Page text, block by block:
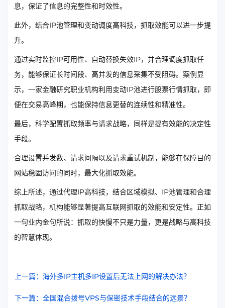
息，保证了信息的完整性和时效性。
此外，结合IP池管理和变动调度高科技，抓取效能可以进一步提
升。
通过实时监控IP可用性、自动替换失效IP，并合理调度抓取任
务，能够保证长时间段、高并发的信息采集不受阻碍。案例显
示，一家金融研究职业机构利用变动IP池进行股票行情抓取，即
便在交易高峰期，也能保持信息更替的连续性和精准性。
最后，科学配置抓取频率与请求战略，同样是提有效能的决定性
手段。
合理设置并发数、请求间隔以及请求重试机制，能够在保障目的
网站稳固访问的同时，最大化抓取效能。
综上所述，通过代理IP高科技，结合区域模拟、IP池管理和合理
抓取战略，机构能够显著提高互联网抓取的效能和安定性。正如
一句业内金句所说：抓取的快慢不只是力量，更是战略与高科技
的智慧体现。
上一篇：海外多IP主机多IP设置后无法上网的解决办法？
下一篇：全国混合拨号VPS与保密技术手段结合的远景？